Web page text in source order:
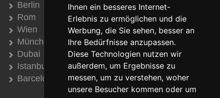
Ihnen ein besseres Internet-
Erlebnis zu ermöglichen und die
Werbung, die Sie sehen, besser an
Ihre Bedürfnisse anzupassen.
Diese Technologien nutzen wir
außerdem, um Ergebnisse zu
messen, um zu verstehen, woher
unsere Besucher kommen oder um
Berlin
Rom
Wien
München
Dubai
Istanbul
Barcelona